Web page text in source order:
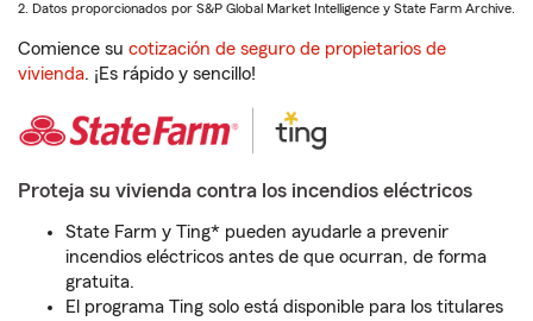
2. Datos proporcionados por S&P Global Market Intelligence y State Farm Archive.
Comience su cotización de seguro de propietarios de
vivienda. ¡Es rápido y sencillo!
Proteja su vivienda contra los incendios eléctricos
State Farm y Ting* pueden ayudarle a prevenir
incendios eléctricos antes de que ocurran, de forma
gratuita.
El programa Ting solo está disponible para los titulares